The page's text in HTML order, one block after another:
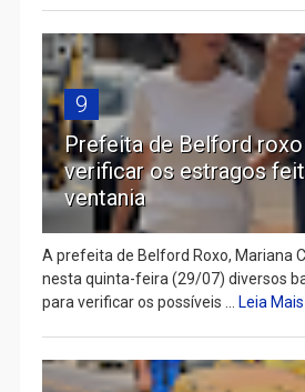
9
Prefeita de Belford roxo
verificar os estragos
ventania
A prefeita de Belford Roxo, Mariana
nesta quinta-feira (29/07) diversos
para verificar os possíveis ...
Leia Mais